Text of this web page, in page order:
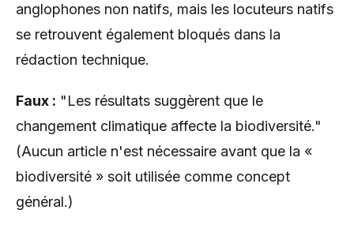
anglophones non natifs, mais les locuteurs natifs
se retrouvent également bloqués dans la
rédaction technique.
Faux : "Les résultats suggèrent que le
changement climatique affecte la biodiversité."
(Aucun article n'est nécessaire avant que la «
biodiversité » soit utilisée comme concept
général.)